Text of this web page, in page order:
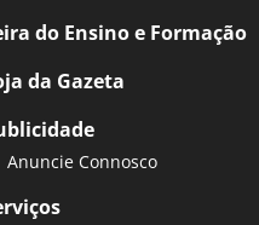
do Ensino e Formação
da Gazeta
Anuncie Connosco